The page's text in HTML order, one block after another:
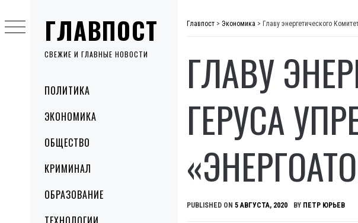
ГЛАВПОСТ
СВЕЖИЕ И ГЛАВНЫЕ НОВОСТИ
MenuПОЛИТИКА
ЭКОНОМИКА
ОБЩЕСТВО
КРИМИНАЛ
ОБРАЗОВАНИЕ
to
content
Главпост > Экономика > Главу энергетического
ГЛАВУ
ГЕРУСА
PUBLISHED ON 5 АВГУСТА, 2020 BY ПЕТР ЮРЬЕВ